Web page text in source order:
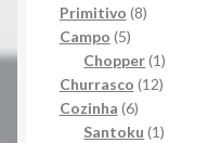
produto
Primitivo 88
Campo 55
produtos
Chopper 11
produto
Churrasco 1212
Cozinha 66
produtos
Santoku 11